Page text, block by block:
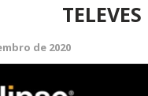
de 2020